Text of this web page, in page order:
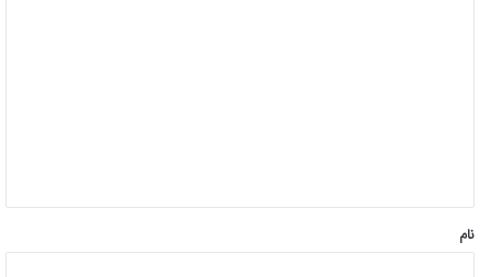
*
نام